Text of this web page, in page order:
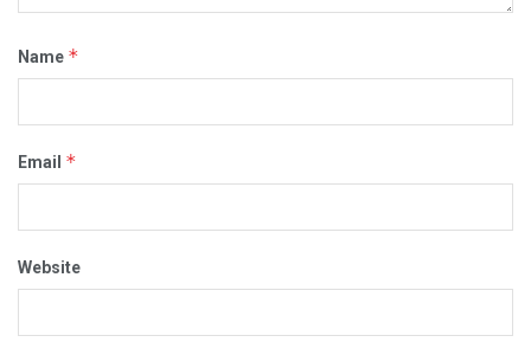
Name *
Email *
Website